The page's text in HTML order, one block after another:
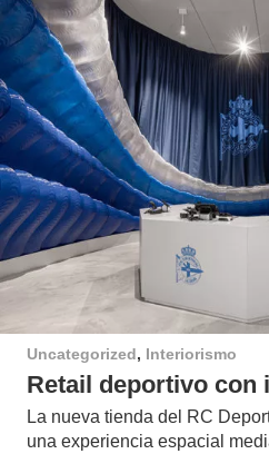
Uncategorized, Interiorismo
Retail deportivo con
La nueva tienda del RC
una experiencia espacial